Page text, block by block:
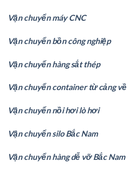
Vận chuyển máy CNC
Vận chuyển bồn công nghiệp
Vận chuyển hàng sắt thép
Vận chuyển container từ cảng về
Vận chuyển nồi hơi lò hơi
Vận chuyển silo Bắc Nam
Vận chuyển hàng dễ vỡ Bắc Nam